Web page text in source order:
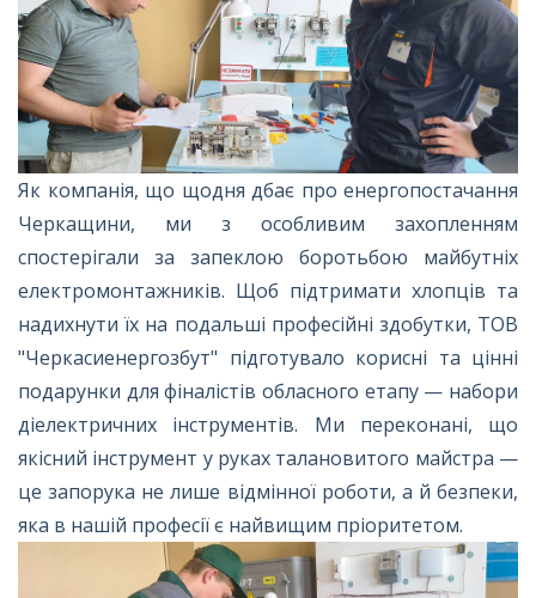
Як компанія, що щодня дбає про енергопостачання
Черкащини, ми з особливим захопленням
спостерігали за запеклою боротьбою майбутніх
електромонтажників. Щоб підтримати хлопців та
надихнути їх на подальші професійні здобутки, ТОВ
"Черкасиенергозбут" підготувало корисні та цінні
подарунки для фіналістів обласного етапу — набори
діелектричних інструментів. Ми переконані, що
якісний інструмент у руках талановитого майстра —
це запорука не лише відмінної роботи, а й безпеки,
яка в нашій професії є найвищим пріоритетом.